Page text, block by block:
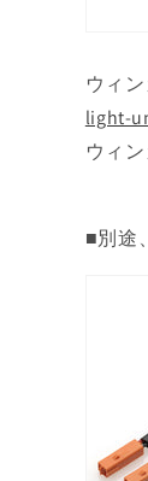
ウィ
light-
ウィ
■別途、